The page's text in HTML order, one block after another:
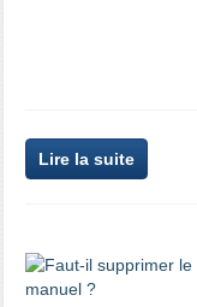
Lire la suite